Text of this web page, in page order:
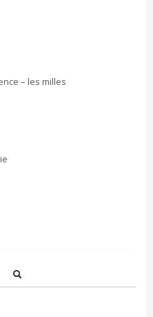
– les milles